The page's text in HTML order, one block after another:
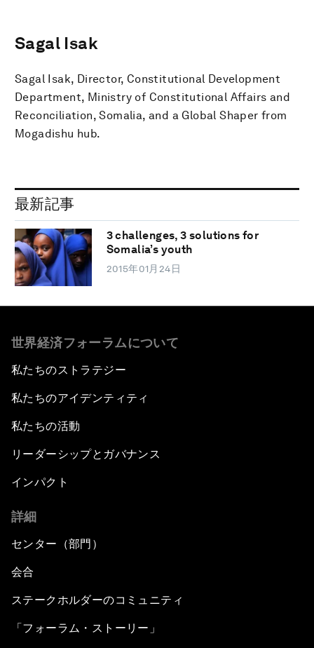
Sagal Isak
Sagal Isak, Director, Constitutional Development
Department, Ministry of Constitutional Affairs and
Reconciliation, Somalia, and a Global Shaper from
Mogadishu hub.
最新記事
3 challenges, 3 solutions for
Somalia’s youth
2015年01月24日
世界経済フォーラムについて
私たちのストラテジー
私たちのアイデンティティ
私たちの活動
リーダーシップとガバナンス
インパクト
詳細
センター（部門）
会合
ステークホルダーのコミュニティ
「フォーラム・ストーリー」